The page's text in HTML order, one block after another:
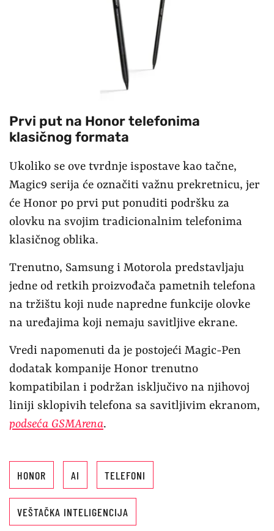
Prvi put na Honor telefonima
klasičnog formata
Ukoliko se ove tvrdnje ispostave kao tačne,
Magic9 serija će označiti važnu prekretnicu, jer
će Honor po prvi put ponuditi podršku za
olovku na svojim tradicionalnim telefonima
klasičnog oblika.
Trenutno, Samsung i Motorola predstavljaju
jedne od retkih proizvođača pametnih telefona
na tržištu koji nude napredne funkcije olovke
na uređajima koji nemaju savitljive ekrane.
Vredi napomenuti da je postojeći Magic-Pen
dodatak kompanije Honor trenutno
kompatibilan i podržan isključivo na njihovoj
liniji sklopivih telefona sa savitljivim ekranom,
podseća GSMArena.
HONOR AI TELEFONI
VEŠTAČKA INTELIGENCIJA